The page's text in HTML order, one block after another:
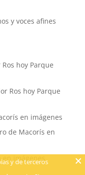
y voces afines
hoy Parque
Ros hoy Parque
en imágenes
de Macorís en
imágenes
y de terceros